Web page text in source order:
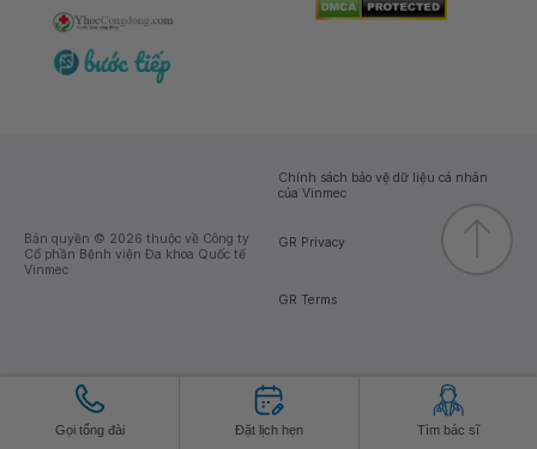
Gọi tổng đài Đặt lịch hẹn Tìm bác sĩ
Bản quyền © 2026 thuộc về Công ty
Cổ phần Bệnh viện Đa khoa Quốc tế
Vinmec
Chính sách bảo vệ dữ liệu cá nhân
của Vinmec
GR Privacy
GR Terms